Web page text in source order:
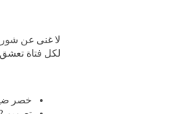
لا غنى عن
لكل فتاة تعشق
خصر